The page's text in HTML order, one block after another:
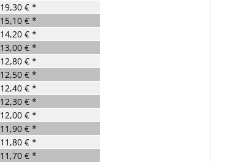
19,30 € *
15,10 € *
14,20 € *
13,00 € *
12,80 € *
12,50 € *
12,40 € *
12,30 € *
12,00 € *
11,90 € *
11,80 € *
11,70 € *